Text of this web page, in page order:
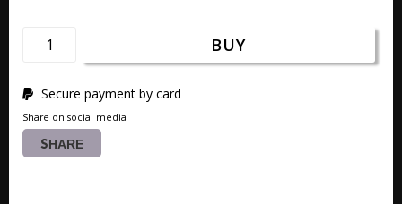
BUY
Secure payment by card
Share on social media
SHARE